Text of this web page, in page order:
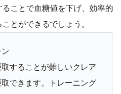
ことで血糖値を下げ、効率的
とができるでしょう。
することが難しいクレア
できます。トレーニング